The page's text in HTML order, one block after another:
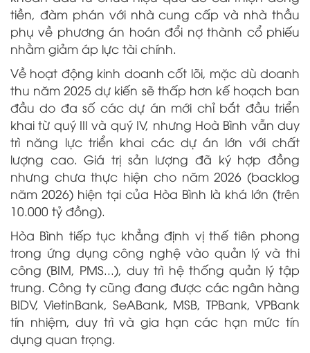
tiền, đàm phán với nhà cung cấp và nhà thầu
phụ về phương án hoán đổi nợ thành cổ phiếu
nhằm giảm áp lực tài chính.
Về hoạt động kinh doanh cốt lõi, mặc dù doanh
thu năm 2025 dự kiến sẽ thấp hơn kế hoạch ban
đầu do đa số các dự án mới chỉ bắt đầu triển
khai từ quý III và quý IV, nhưng Hoà Bình vẫn duy
trì năng lực triển khai các dự án lớn với chất
lượng cao. Giá trị sản lượng đã ký hợp đồng
nhưng chưa thực hiện cho năm 2026 (backlog
năm 2026) hiện tại của Hòa Bình là khá lớn (trên
10.000 tỷ đồng).
Hòa Bình tiếp tục khẳng định vị thế tiên phong
trong ứng dụng công nghệ vào quản lý và thi
công (BIM, PMS...), duy trì hệ thống quản lý tập
trung. Công ty cũng đang được các ngân hàng
BIDV, VietinBank, SeABank, MSB, TPBank, VPBank
tín nhiệm, duy trì và gia hạn các hạn mức tín
dụng quan trọng.